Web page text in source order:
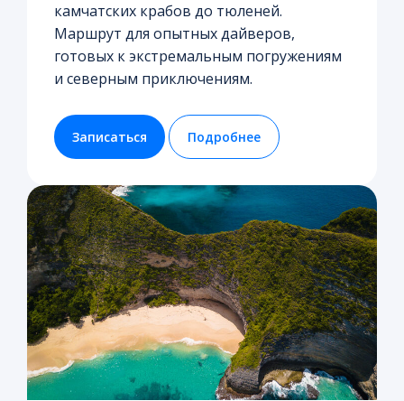
камчатских крабов до тюленей.
Маршрут для опытных дайверов,
готовых к экстремальным погружениям
и северным приключениям.
Записаться Подробнее